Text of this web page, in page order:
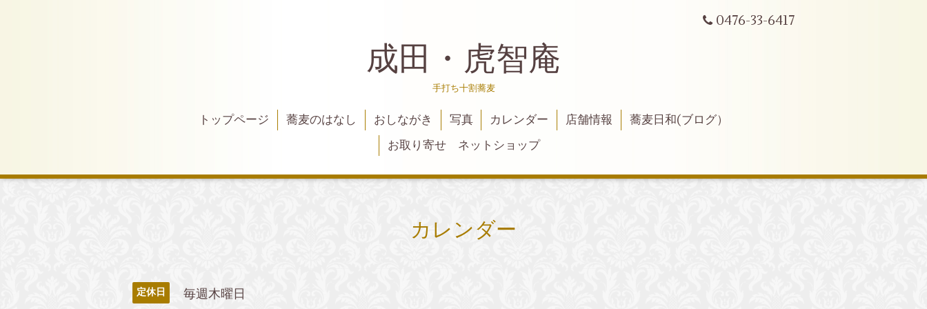
0476-33-6417
成田・虎智庵
手打ち十割蕎麦
トップページ 蕎麦のはなし おしながき 写真 カレンダー 店舗情報
蕎麦日和(ブログ）
お取り寄せ ネットショップ
カレンダー
定休日 毎週木曜日